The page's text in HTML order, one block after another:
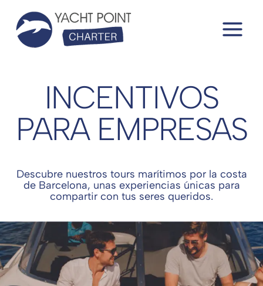
contenido
INCENTIVOS
PARA EMPRESAS
Descubre nuestros tours marítimos por la costa
de Barcelona, unas experiencias únicas para
compartir con tus seres queridos.